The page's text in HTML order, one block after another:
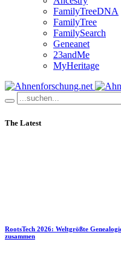
FamilyTreeDNA
FamilyTree
FamilySearch
Geneanet
23andMe
MyHeritage
The Latest
RootsTech 2026: Weltgrößte
zusammen